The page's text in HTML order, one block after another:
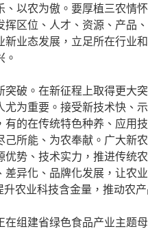
、以农为傲。要厚植三农情
挥区位、人才、资源、产品
新业态发展，立足所在行业
突破。在新征程上取得更大
尤为重要。接受新技术快、
有的在传统特色种养、应用
己所能、为农奉献。广大新
优势、技术实力，推进传统
异化、品牌化发展，让农
升农业科技含金量，推动农
在组建省绿色食品产业主题